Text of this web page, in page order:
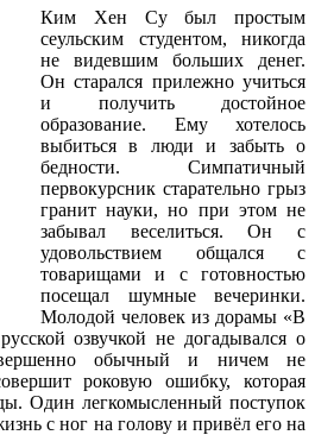
Ким Хен Су был простым
сеульским студентом, никогда
не видевшим больших денег.
Он старался прилежно учиться
и получить достойное
образование. Ему хотелось
выбиться в люди и забыть о
бедности. Симпатичный
первокурсник старательно грыз
гранит науки, но при этом не
забывал веселиться. Он с
удовольствием общался с
товарищами и с готовностью
посещал шумные вечеринки.
Молодой человек из дорамы «В
озвучкой не догадывался о
обычный и ничем не
роковую ошибку, которая
Один легкомысленный поступок
с ног на голову и привёл его на